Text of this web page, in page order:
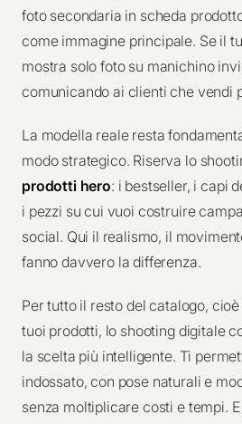
foto secondaria in scheda
come immagine principale. Se il
mostra solo foto su manichino
comunicando ai clienti che vendi
La modella reale resta
modo strategico. Riserva lo
prodotti hero: i bestseller, i capi
i pezzi su cui vuoi costruire
social. Qui il realismo, il
fanno davvero la differenza.
Per tutto il resto del catalogo,
tuoi prodotti, lo shooting digitale
la scelta più intelligente. Ti
indossato, con pose naturali e
senza moltiplicare costi e tempi.